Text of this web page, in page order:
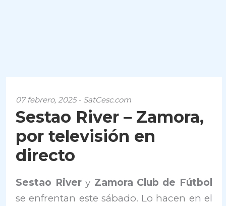
07 febrero, 2025 - SatCesc.com
Sestao River – Zamora,
por televisión en
directo
Sestao Rivery Zamora Club de Fútbol
se enfrentan este sábado. Lo hacen en el